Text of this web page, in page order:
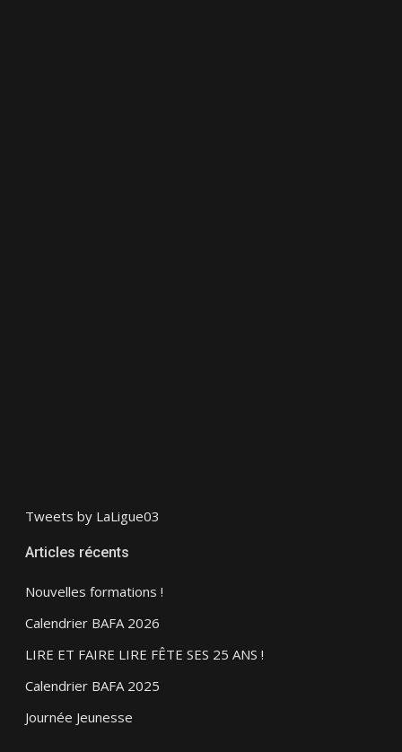
Tweets by LaLigue03
Articles récents
Nouvelles formations !
Calendrier BAFA 2026
LIRE ET FAIRE LIRE FÊTE SES 25 ANS !
Calendrier BAFA 2025
Journée Jeunesse